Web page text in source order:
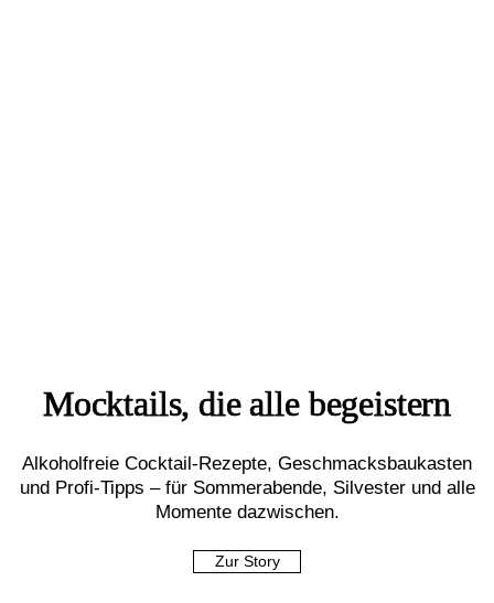
Mocktails, die alle begeistern
Alkoholfreie Cocktail-Rezepte, Geschmacksbaukasten
und Profi-Tipps – für Sommerabende, Silvester und alle
Momente dazwischen.
Zur Story